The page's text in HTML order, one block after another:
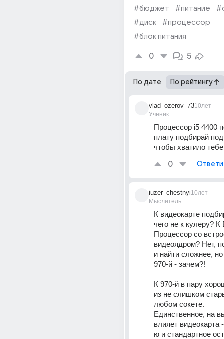
#бюджет
#питание
#диск
#процессор
#блок питания
0 5
По дате По рейтингу
vlad_ozerov_73
Ученик
10лет
Процессор i5 4400
плату подбирай
чтобы хватило тебе
0
iuzer_chestnyi
Мыслитель
10лет
К видеокарте
чего не к кулеру?
Процессор со
видеоядром? Нет,
и найти сложнее,
970-й - зачем?!
К 970-й в пару
из не слишком
любом сокете.
Единственное, на
влияет
ю и стандартное